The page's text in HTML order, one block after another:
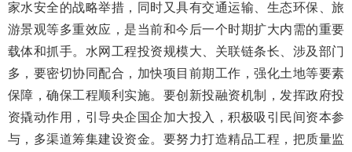
家水安全的战略举措，同时又具有交通运输、生态环保、旅
游景观等多重效应，是当前和今后一个时期扩大内需的重要
载体和抓手。水网工程投资规模大、关联链条长、涉及部门
多，要密切协同配合，加快项目前期工作，强化土地等要素
保障，确保工程顺利实施。要创新投融资机制，发挥政府投
资撬动作用，引导央企国企加大投入，积极吸引民间资本参
与，多渠道筹集建设资金。要努力打造精品工程，把质量监